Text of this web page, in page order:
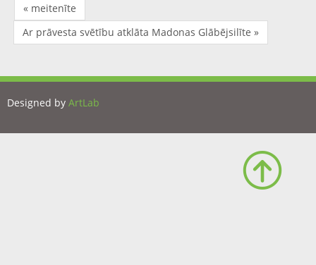
« meitenīte
Ar prāvesta svētību atklāta Madonas Glābējsilīte »
Designed by ArtLab